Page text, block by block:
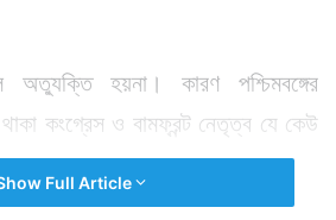
অত্যুক্তি হয়না। কারণ পশ্চিমবঙ্গের
কংগ্রেস ও বামফ্রন্ট নেতৃত্ব যে কেউ
সেখানে ২ পক্ষ বসে চা খেতে পারেন।
বৈঠক করতে পারেন তা বোধহয়
Full Article